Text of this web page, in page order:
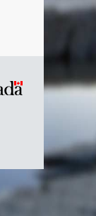
du